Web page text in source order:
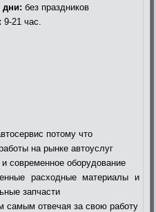
дни: без праздников
9-21 час.
потому что
на рынке автоуслуг
современное оборудование
расходные материалы и
запчасти
самым отвечая за свою работу